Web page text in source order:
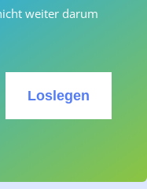
weiter darum
Loslegen